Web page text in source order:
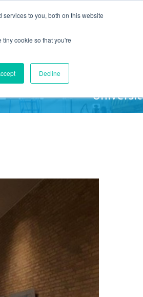
to you, both on this website
cookie so that you're
Decline
KONTAKT